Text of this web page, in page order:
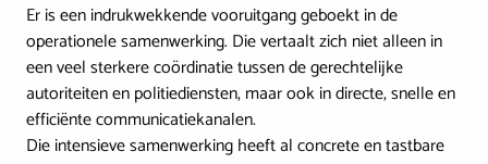
Er is een indrukwekkende vooruitgang geboekt in de
operationele samenwerking. Die vertaalt zich niet alleen in
een veel sterkere coördinatie tussen de gerechtelijke
autoriteiten en politiediensten, maar ook in directe, snelle en
efficiënte communicatiekanalen.
Die intensieve samenwerking heeft al concrete en tastbare